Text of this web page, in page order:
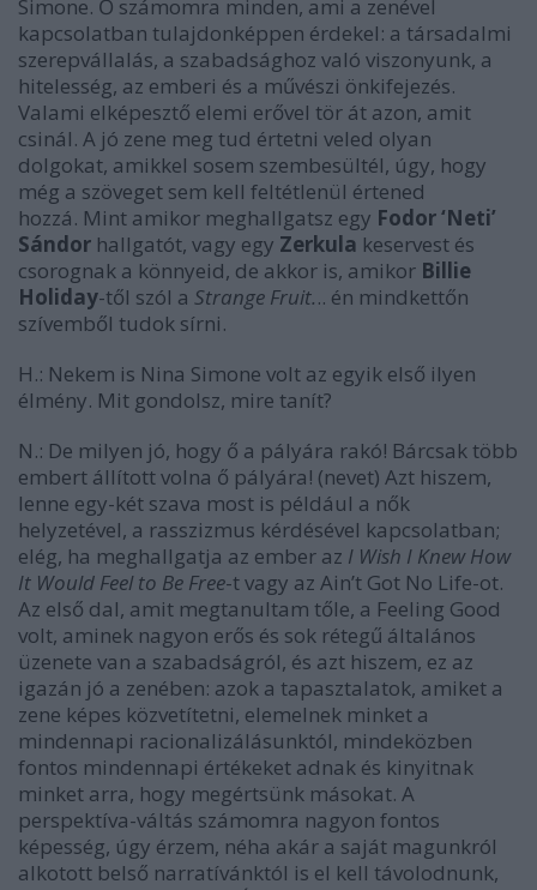
Simone. Ő számomra minden, ami a zenével
kapcsolatban tulajdonképpen érdekel: a társadalmi
szerepvállalás, a szabadsághoz való viszonyunk, a
hitelesség, az emberi és a művészi önkifejezés.
Valami elképesztő elemi erővel tör át azon, amit
csinál. A jó zene meg tud értetni veled olyan
dolgokat, amikkel sosem szembesültél, úgy, hogy
még a szöveget sem kell feltétlenül értened
hozzá. Mint amikor meghallgatsz egy Fodor ‘Neti’
Sándor hallgatót, vagy egy Zerkula keservest és
csorognak a könnyeid, de akkor is, amikor Billie
Holiday-től szól a Strange Fruit... én mindkettőn
szívemből tudok sírni.
H.: Nekem is Nina Simone volt az egyik első ilyen
élmény. Mit gondolsz, mire tanít?
N.: De milyen jó, hogy ő a pályára rakó! Bárcsak több
embert állítottvolna ő pályára! (nevet) Azt hiszem,
lenne egy-két szava most is például a nők
helyzetével, a rasszizmus kérdésével kapcsolatban;
elég, ha meghallgatja az ember az I Wish I Knew How
It Would Feel to Be Free-tvagy az Ain’t Got No Life-ot.
Az első dal, amit megtanultam tőle, a Feeling Good
volt, aminek nagyon erős és sok rétegű általános
üzenete van a szabadságról, és azt hiszem, ez az
igazán jó a zenében: azok a tapasztalatok, amiket a
zene képes közvetítetni, elemelnek minket a
mindennapi racionalizálásunktól, mindeközben
fontos mindennapi értékeket adnak és kinyitnak
minket arra, hogy megértsünk másokat. A
perspektíva-váltás számomra nagyon fontos
képesség, úgy érzem, néha akár a saját magunkról
alkotott belső narratívánktól is el kell távolodnunk,